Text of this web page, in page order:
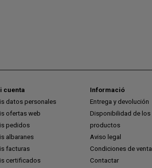
cuenta
datos personales
ofertas web
pedidos
albaranes
facturas
certificados
Informació
Entrega y devolución
Disponibilidad de los
productos
Aviso legal
Condiciones de venta
Contactar